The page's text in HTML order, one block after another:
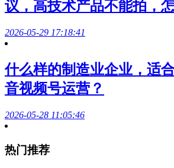
议，高技术产品不能拍，
2026-05-29 17:18:41
什么样的制造业企业，适
音视频号运营？
2026-05-28 11:05:46
热门推荐